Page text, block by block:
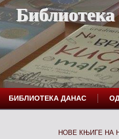
БИБЛИОТЕКА ДАНАС
НОВЕ КЊИГЕ НА